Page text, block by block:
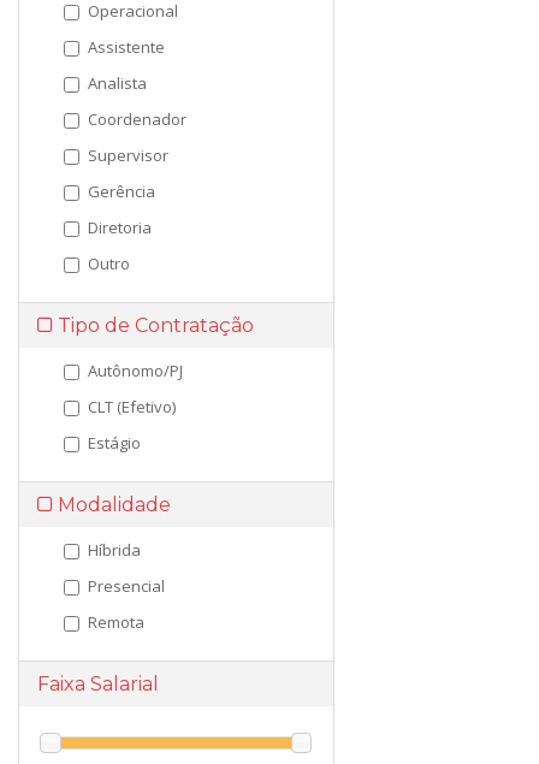
Operacional
Assistente
Analista
Coordenador
Supervisor
Gerência
Diretoria
Outro
Tipo de Contratação
Autônomo/PJ
CLT (Efetivo)
Estágio
Modalidade
Híbrida
Presencial
Remota
Faixa Salarial